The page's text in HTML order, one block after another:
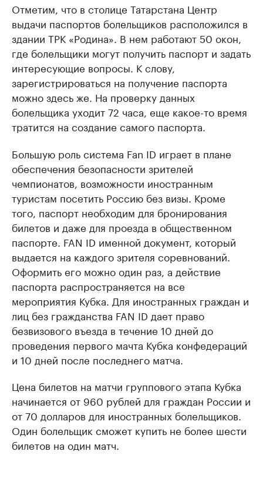
Отметим, что в столице Татарстана Центр
выдачи паспортов болельщиков расположился в
здании ТРК «Родина». В нем работают 50 окон,
где болельщики могут получить паспорт и задать
интересующие вопросы. К слову,
зарегистрироваться на получение паспорта
можно здесь же. На проверку данных
болельщика уходит 72 часа, еще какое-то время
тратится на создание самого паспорта.
Большую роль система Fan ID играет в плане
обеспечения безопасности зрителей
чемпионатов, возможности иностранным
туристам посетить Россию без визы. Кроме
того, паспорт необходим для бронирования
билетов и даже для проезда в общественном
паспорте. FAN ID именной документ, который
выдается на каждого зрителя соревнований.
Оформить его можно один раз, а действие
паспорта распространяется на все
мероприятия Кубка. Для иностранных граждан и
лиц без гражданства FAN ID дает право
безвизового въезда в течение 10 дней до
проведения первого мачта Кубка конфедераций
и 10 дней после последнего матча.
Цена билетов на матчи группового этапа Кубка
начинается от 960 рублей для граждан России и
от 70 долларов для иностранных болельщиков.
Один болельщик сможет купить не более шести
билетов на один матч.